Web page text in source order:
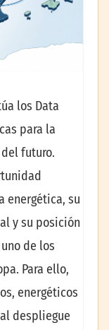
los Data
para la
futuro.
energética, su
y su posición
de los
Para ello,
energéticos
despliegue